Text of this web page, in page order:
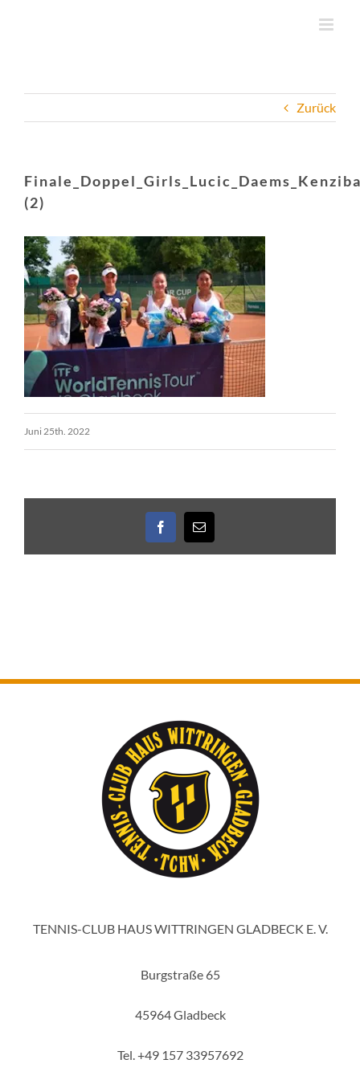
Zurück
(2)
Juni 25th. 2022
Facebook
E-
Mail
TENNIS-CLUB HAUS WITTRINGEN GLADBECK E. V.
Burgstraße 65
45964 Gladbeck
Tel. +49 157 33957692